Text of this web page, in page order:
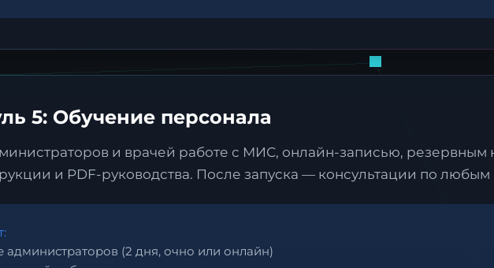
5: Обучение персонала
и врачей работе с МИС, онлайн-записью,
и PDF-руководства. После запуска — консультации по любым
администраторов (2 дня, очно или онлайн)